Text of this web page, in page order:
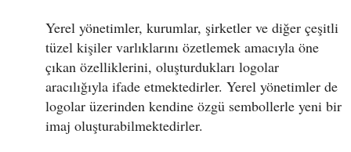
Yerel yönetimler, kurumlar, şirketler ve diğer çeşitli
tüzel kişiler varlıklarını özetlemek amacıyla öne
çıkan özelliklerini, oluşturdukları logolar
aracılığıyla ifade etmektedirler. Yerel yönetimler de
logolar üzerinden kendine özgü sembollerle yeni bir
imaj oluşturabilmektedirler.